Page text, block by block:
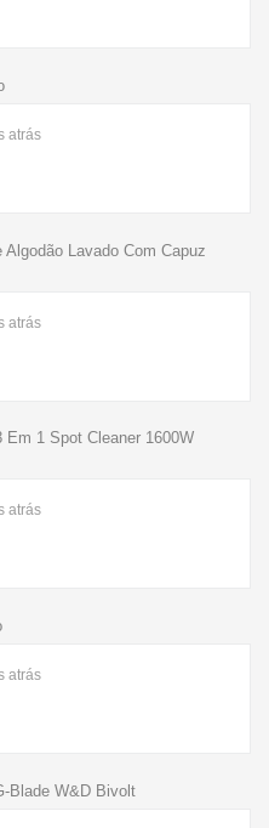
atrás
Lavado Com Capuz
atrás
1 Spot Cleaner 1600W
atrás
atrás
Blade W&D Bivolt